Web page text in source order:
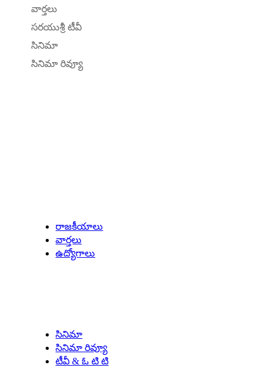
వార్తలు
సరయుశ్రీ టీవీ
సినిమా
సినిమా రివ్యూ
రాజకీయాలు
వార్తలు
ఉద్యోగాలు
సినిమా
సినిమా రివ్యూ
టీవీ & ఓ టి టి